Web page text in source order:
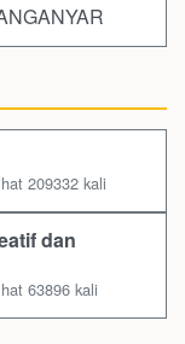
209332 kali
dan
63896 kali